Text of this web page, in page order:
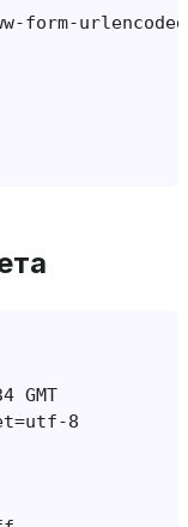
form-urlencoded
GMT
8